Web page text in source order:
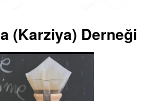
(Karziya) Derneği